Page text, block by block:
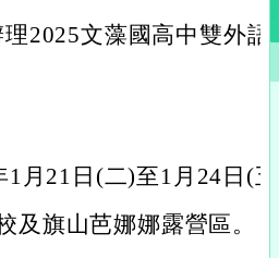
2025文藻國高中雙外
1月21日(二)至1月24日(
及旗山芭娜娜露營區。